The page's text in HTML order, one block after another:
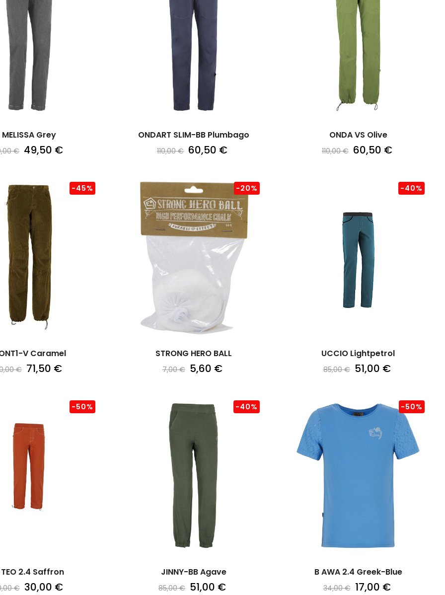
MELISSA Grey
€ 49,50 €
ONDART SLIM-BB Plumbago
110,00 € 60,50 €
ONDA VS Olive
110,00 € 60,50 €
V Caramel
€
-45%
71,50 €
STRONG HERO BALL
7,00 €
-20%
5,60 €
UCCIO Lightpetrol
85,00 €
-40%
51,00 €
TEO 2.4 Saffron
€
-50%
30,00 €
JINNY-BB Agave
85,00 €
-40%
51,00 €
B AWA 2.4 Greek-Blue
34,00 €
-50%
17,00 €